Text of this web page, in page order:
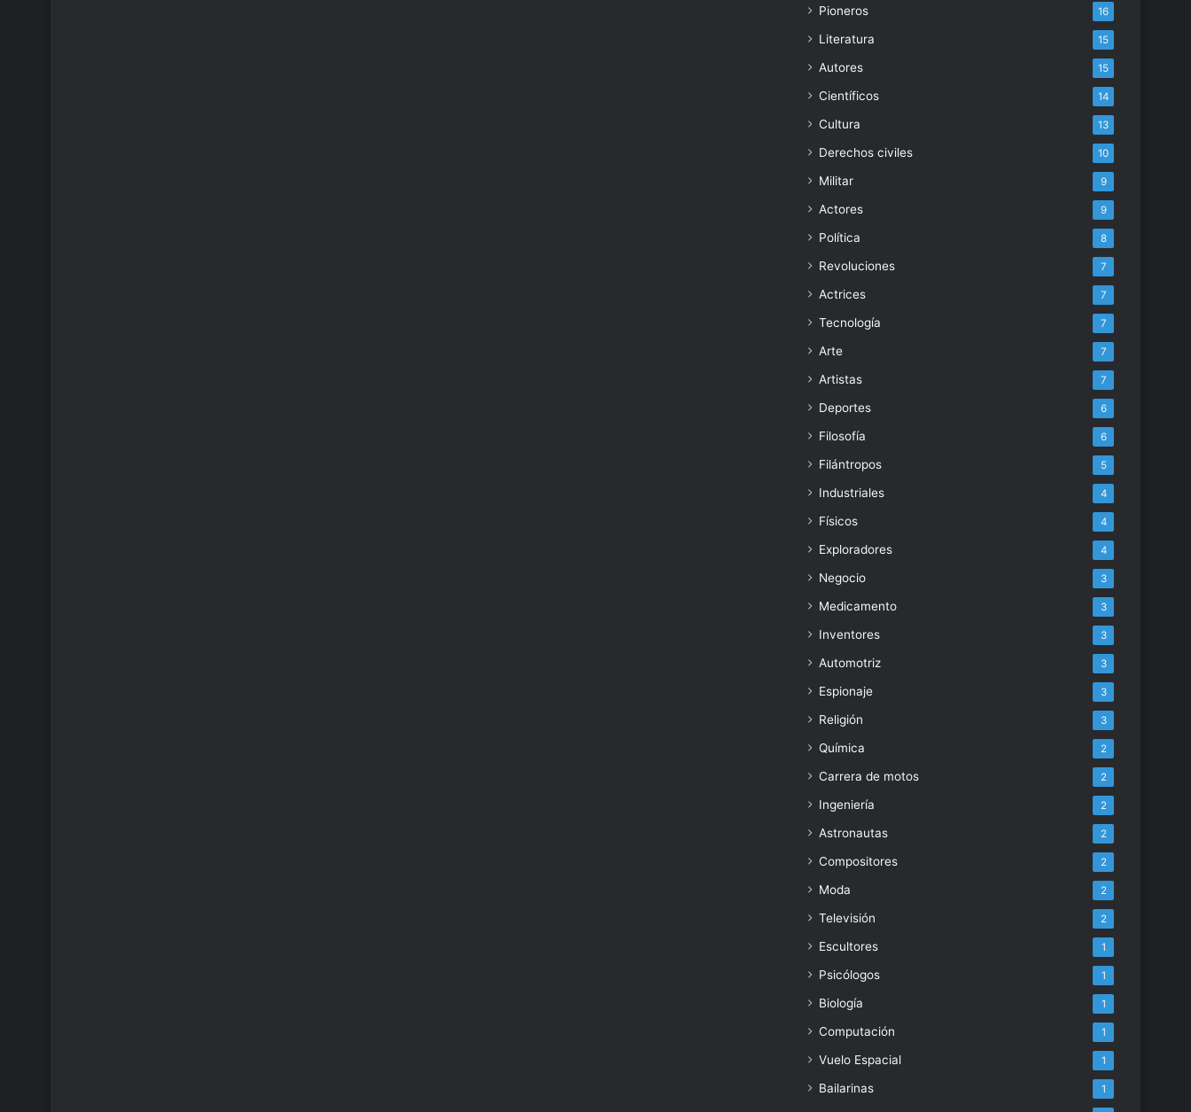
Pioneros 16
Literatura 15
Autores 15
Científicos 14
Cultura 13
Derechos civiles 10
Militar 9
Actores 9
Política 8
Revoluciones 7
Actrices 7
Tecnología 7
Arte 7
Artistas 7
Deportes 6
Filosofía 6
Filántropos 5
Industriales 4
Físicos 4
Exploradores 4
Negocio 3
Medicamento 3
Inventores 3
Automotriz 3
Espionaje 3
Religión 3
Química 2
Carrera de motos 2
Ingeniería 2
Astronautas 2
Compositores 2
Moda 2
Televisión 2
Escultores 1
Psicólogos 1
Biología 1
Computación 1
Vuelo Espacial 1
Bailarinas 1